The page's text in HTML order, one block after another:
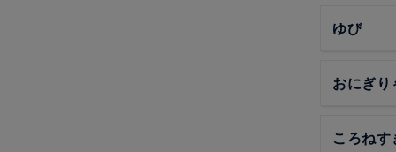
ゆび
おにぎり
ころねす